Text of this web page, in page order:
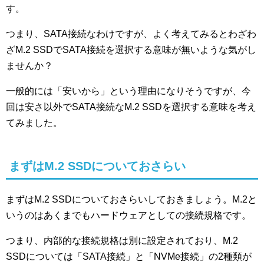
す。
つまり、SATA接続なわけですが、よく考えてみるとわざわ
ざM.2 SSDでSATA接続を選択する意味が無いような気がし
ませんか？
一般的には「安いから」という理由になりそうですが、今
回は安さ以外でSATA接続なM.2 SSDを選択する意味を考え
てみました。
まずはM.2 SSDについておさらい
まずはM.2 SSDについておさらいしておきましょう。M.2と
いうのはあくまでもハードウェアとしての接続規格です。
つまり、内部的な接続規格は別に設定されており、M.2
SSDについては「SATA接続」と「NVMe接続」の2種類が